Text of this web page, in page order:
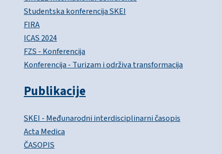
Studentska konferencija SKEI
FIRA
ICAS 2024
FZS - Konferencija
Konferencija - Turizam i održiva transformacija
Publikacije
SKEI - Međunarodni interdisciplinarni časopis
Acta Medica
ČASOPIS